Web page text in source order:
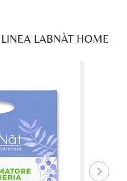
LABNÀT HOME